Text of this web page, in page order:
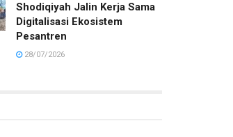
Shodiqiyah Jalin Kerja Sama
Digitalisasi Ekosistem
Pesantren
28/07/2026